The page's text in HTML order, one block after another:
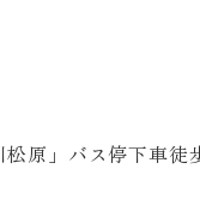
原」バス停下車徒